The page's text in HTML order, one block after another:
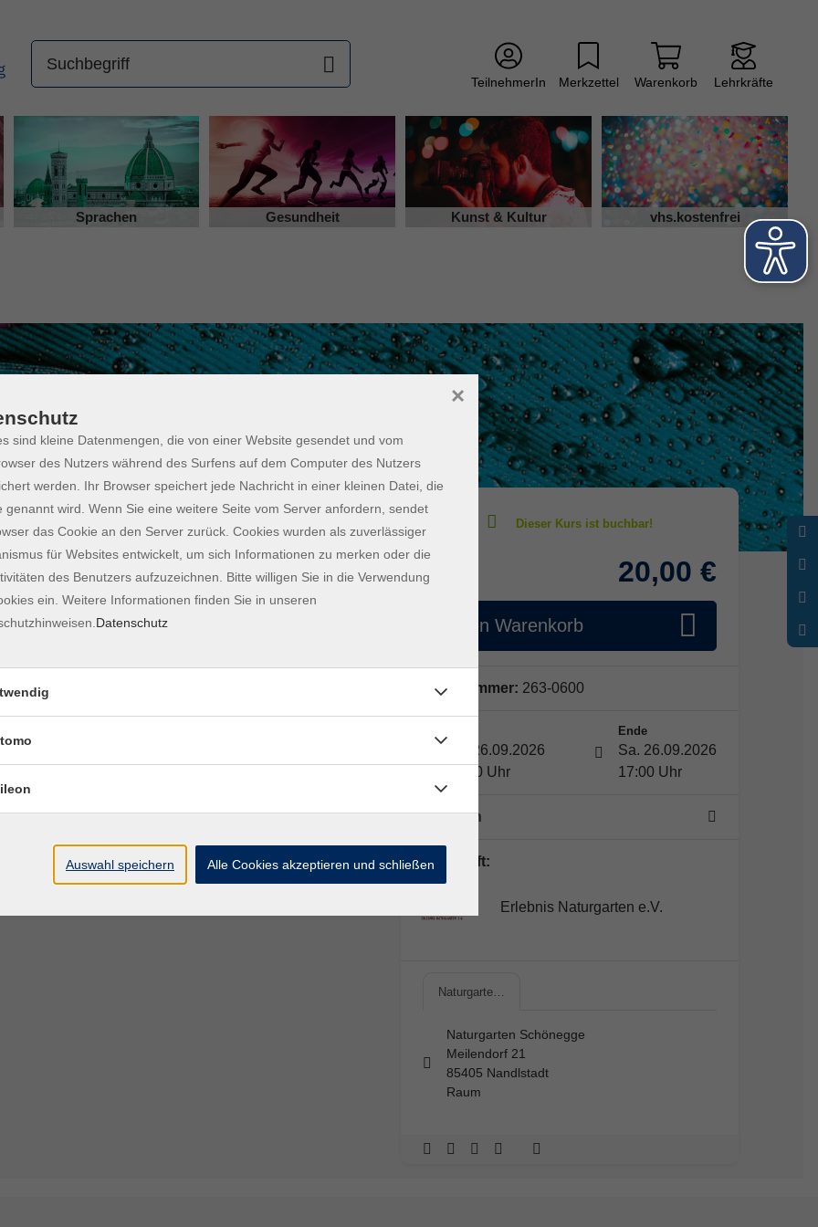
TeilnehmerIn Merkzettel Warenkorb Lehrkräfte
Sprachen Gesundheit Kunst & Kultur vhs.kostenfrei
6 Jahre mit Eltern)
seiner Kraft und Wärme... Zeit mit den Kindern zu
Rahmen für Eltern mit Kindern schaffen,
und die Schätze der Natur zu entdecken.
ein großes Lagerfeuer ohne Streichhölzer
20,00 €
In den Warenkorb
Kursnummer: 263-0600
Sa. 26.09.2026
15:00 Uhr
Ende
Sa. 26.09.2026
17:00 Uhr
1 Termin
Lehrkraft:
Erlebnis Naturgarten e.V.
Naturgarte…
Naturgarten Schönegge
Meilendorf 21
85405 Nandlstadt
Raum
sind kleine Datenmengen, die von einer Website gesendet und vom
des Nutzers während des Surfens auf dem Computer des Nutzers
werden. Ihr Browser speichert jede Nachricht in einer kleinen Datei, die
genannt wird. Wenn Sie eine weitere Seite vom Server anfordern, sendet
das Cookie an den Server zurück. Cookies wurden als zuverlässiger
für Websites entwickelt, um sich Informationen zu merken oder die
des Benutzers aufzuzeichnen. Bitte willigen Sie in die Verwendung
ein. Weitere Informationen finden Sie in unseren
Datenschutz
×
Auswahl speichern Alle Cookies akzeptieren und schließen